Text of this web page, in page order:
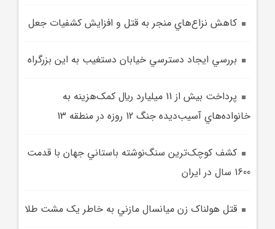
کاهش نزاع‌هاي منجر به قتل و افزايش کشفيات جعل
بررسي ايجاد دسترسي خيابان دستغيب به اين بزرگراه
پرداخت بيش از 11 ميليارد ريال کمک‌هزينه به
خانواده‌هاي آسيب‌ديده جنگ 12 روزه در منطقه 13
کشف کوچک‌ترين سنگ‌نوشته باستاني جهان با قدمت
1600 سال در ايران
قتل هولناک زن ميانسال مازني به خاطر يک مشت طلا